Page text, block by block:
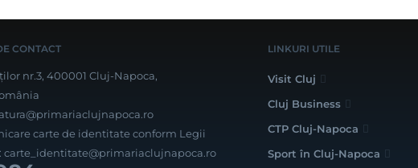
CONTACT
nr.3, 400001 Cluj-Napoca,
carte de identitate conform Legii
carte_identitate@primariaclujnapoca.ro
LINKURI UTILE
Visit Cluj
Cluj Business
CTP Cluj-Napoca
Sport în Cluj-Napoca